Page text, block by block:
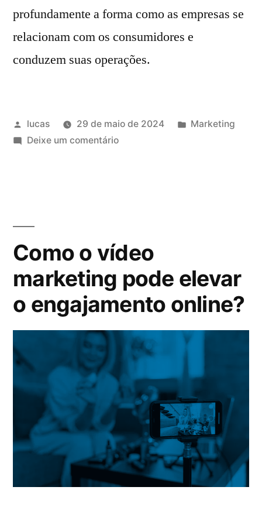
profundamente a forma como as empresas se
relacionam com os consumidores e
conduzem suas operações.
lucas 29 de maio de 2024
Marketing
Deixe um comentário
Como o vídeo
marketing pode elevar
o engajamento online?